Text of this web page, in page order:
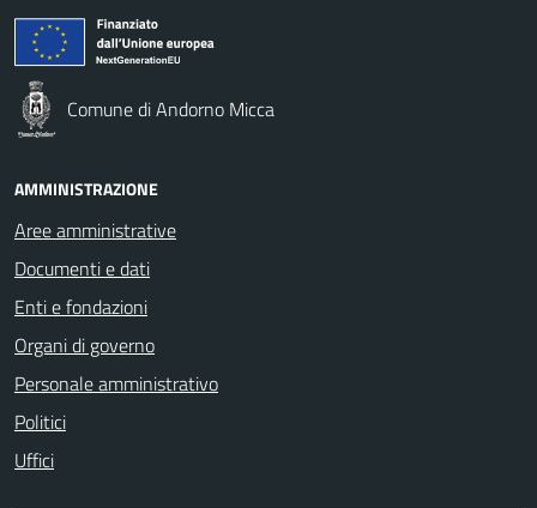
Comune di Andorno Micca
AMMINISTRAZIONE
Aree amministrative
Documenti e dati
Enti e fondazioni
Organi di governo
Personale amministrativo
Politici
Uffici